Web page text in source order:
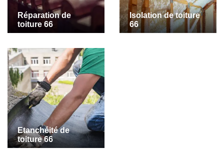
Réparation de
toiture 66
Isolation de toiture
66
Etanchéité de
toiture 66